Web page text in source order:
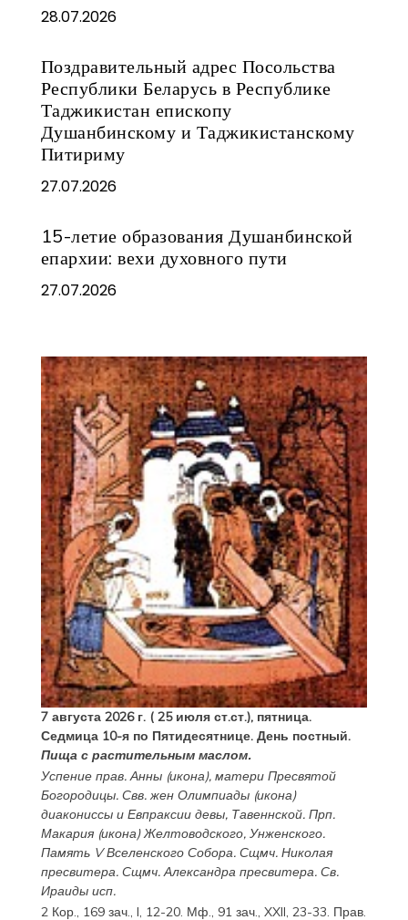
28.07.2026
Поздравительный адрес Посольства
Республики Беларусь в Республике
Таджикистан епископу
Душанбинскому и Таджикистанскому
Питириму
27.07.2026
15-летие образования Душанбинской
епархии: вехи духовного пути
27.07.2026
7 августа 2026 г. ( 25 июля ст.ст.), пятница.
Седмица 10-я по Пятидесятнице. День постный.
Пища с растительным маслом.
Успение прав.Анны(икона), матери Пресвятой
Богородицы. Свв. жен Олимпиады(икона)
диакониссы и Евпраксиидевы, Тавеннской. Прп.
Макария(икона) Желтоводского, Унженского.
Память V Вселенского Собора. Сщмч. Николая
пресвитера. Сщмч.Александрапресвитера. Св.
Ираидыисп.
2 Кор., 169 зач., I, 12-20. Мф., 91 зач., XXII, 23-33. Прав.